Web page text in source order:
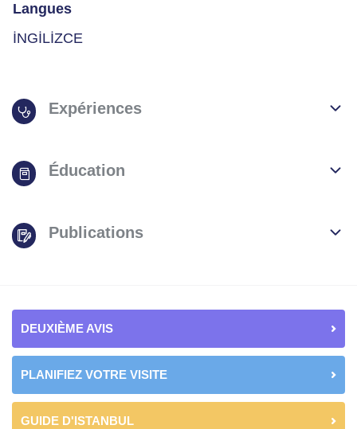
Langues
İNGİLİZCE
Expériences
Éducation
Publications
DEUXIÈME AVIS
PLANIFIEZ VOTRE VISITE
GUIDE D'ISTANBUL